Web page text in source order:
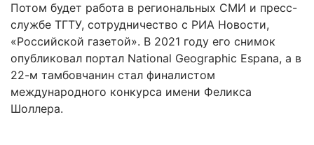
Потом будет работа в региональных СМИ и пресс-
службе ТГТУ, сотрудничество с РИА Новости,
«Российской газетой». В 2021 году его снимок
опубликовал портал National Geographic Espana, а в
22-м тамбовчанин стал финалистом
международного конкурса имени Феликса
Шоллера.